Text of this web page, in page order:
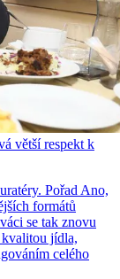
větší respekt k
Pořad Ano,
formátů
se tak znovu
jídla,
celého